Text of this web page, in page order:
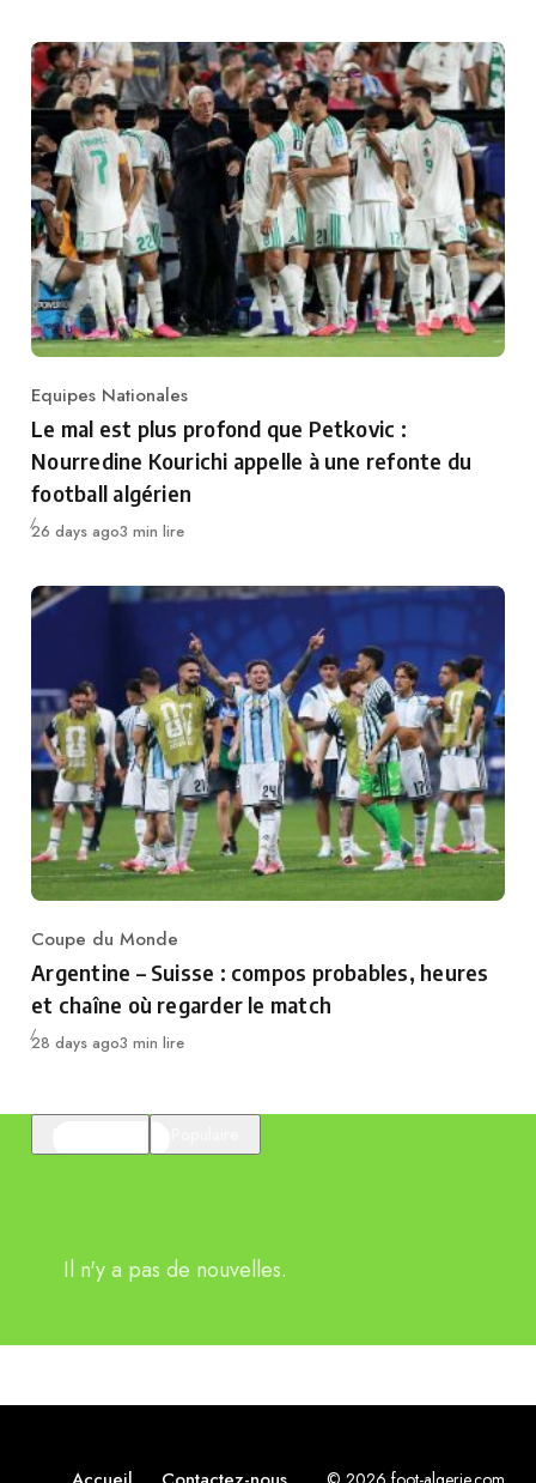
Category
Equipes Nationales
Le mal est plus profond que Petkovic :
Nourredine Kourichi appelle à une refonte du
football algérien
Publié
26 days ago3 min lire
Category
Coupe du Monde
Argentine – Suisse : compos probables, heures
et chaîne où regarder le match
Publié
28 days ago3 min lire
Il n'y a pas de nouvelles.